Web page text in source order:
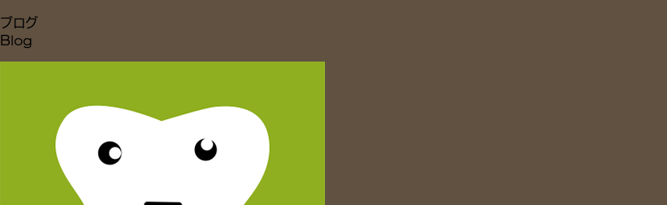
ブログ
Blog